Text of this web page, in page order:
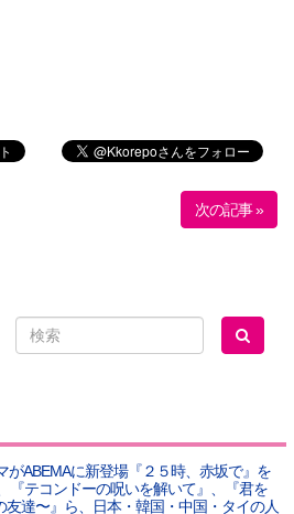
次の記事 »
がABEMAに新登場『２５時、赤坂で』を
『テコンドーの呪いを解いて』、『君を
友達〜』ら、日本・韓国・中国・タイの人